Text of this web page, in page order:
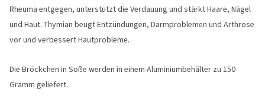
Rheuma entgegen, unterstützt die Verdauung und stärkt Haare, Nägel
und Haut. Thymian beugt Entzündungen, Darmproblemen und Arthrose
vor und verbessert Hautprobleme.
Die Bröckchen in Soße werden in einem Aluminiumbehälter zu 150
Gramm geliefert.